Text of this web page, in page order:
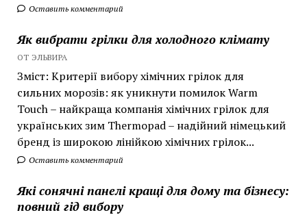
Оставить комментарий
Як вибрати грілки для холодного клімату
ОТ ЭЛЬВИРА
Зміст: Критерії вибору хімічних грілок для
сильних морозів: як уникнути помилок Warm
Touch – найкраща компанія хімічних грілок для
українських зим Thermopad – надійний німецький
бренд із широкою лінійкою хімічних грілок...
Оставить комментарий
Які сонячні панелі кращі для дому та бізнесу:
повний гід вибору